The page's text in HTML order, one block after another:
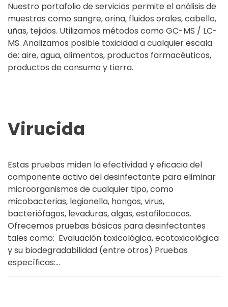
Nuestro portafolio de servicios permite el análisis de
muestras como sangre, orina, fluidos orales, cabello,
uñas, tejidos. Utilizamos métodos como GC-MS / LC-
MS. Analizamos posible toxicidad a cualquier escala
de: aire, agua, alimentos, productos farmacéuticos,
productos de consumo y tierra.
Virucida
Estas pruebas miden la efectividad y eficacia del
componente activo del desinfectante para eliminar
microorganismos de cualquier tipo, como
micobacterias, legionella, hongos, virus,
bacteriófagos, levaduras, algas, estafilococos.
Ofrecemos pruebas básicas para desinfectantes
tales como: Evaluación toxicológica, ecotoxicológica
y su biodegradabilidad (entre otros) Pruebas
específicas:...